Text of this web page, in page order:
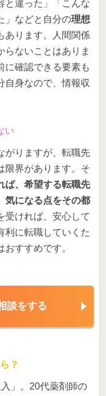
と違った」「こんな
」などと自分の理想
あります。人間関係
らないことはありま
に確認できる要素も
自身なので、情報収
い
がりますが、転職先
限界があります。そ
ば、希望する転職先
気になる点をその都
受ければ、安心して
利に転職していくた
すすめです。
談をする
？
」。20代薬剤師の